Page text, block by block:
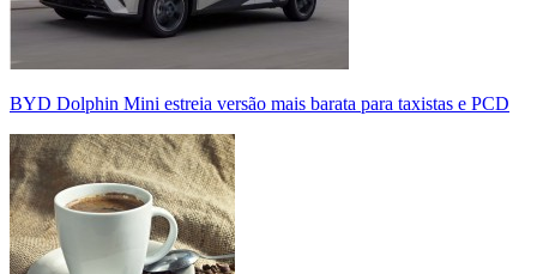
BYD Dolphin Mini estreia versão mais barata para taxistas e PCD